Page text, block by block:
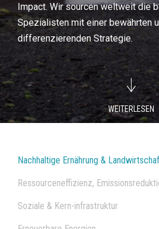
Impact. Wir sourcen weltweit die
Spezialisten mit einer bewährten
differenzierenden Strategie.
WEITERLESEN
Nachhaltige Ernährung &
Ressourceneffizienz,
Soziale & Kern-infrastruktur